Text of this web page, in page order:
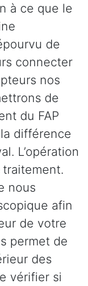
à ce que le
de
connecter
nos
de
du FAP
différence
L’opération
nous
afin
de votre
permet de
des
vérifier si